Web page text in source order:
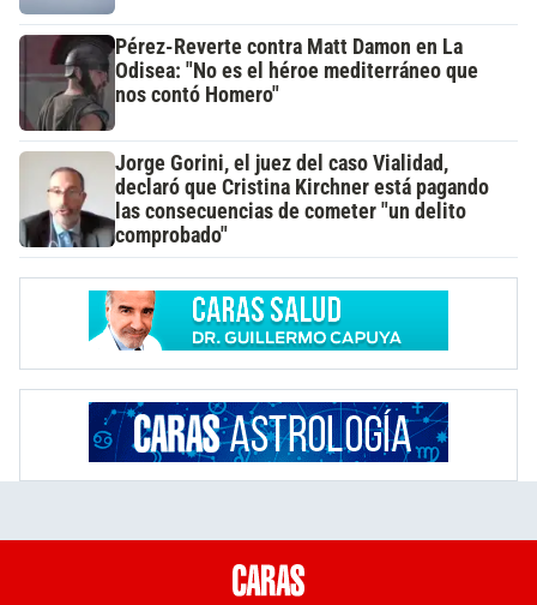
Pérez-Reverte contra Matt Damon en La
Odisea: "No es el héroe mediterráneo que
nos contó Homero"
Jorge Gorini, el juez del caso Vialidad,
declaró que Cristina Kirchner está pagando
las consecuencias de cometer "un delito
comprobado"